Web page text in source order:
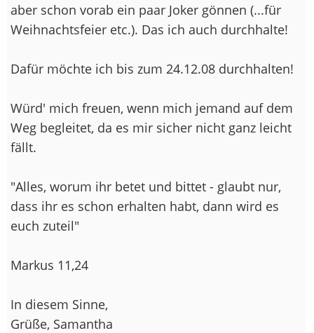
aber schon vorab ein paar Joker gönnen (...für
Weihnachtsfeier etc.). Das ich auch durchhalte!
Dafür möchte ich bis zum 24.12.08 durchhalten!
Würd' mich freuen, wenn mich jemand auf dem
Weg begleitet, da es mir sicher nicht ganz leicht
fällt.
"Alles, worum ihr betet und bittet - glaubt nur,
dass ihr es schon erhalten habt, dann wird es
euch zuteil"
Markus 11,24
In diesem Sinne,
Grüße, Samantha